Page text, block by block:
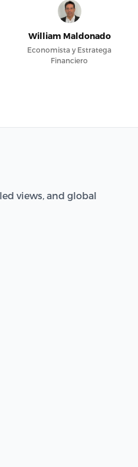
William Maldonado
Economista y Estratega
Financiero
views, and global